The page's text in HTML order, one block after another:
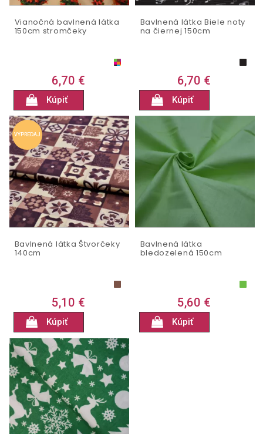
Vianočná bavlnená látka
150cm stromčeky
6,70 €
Kúpiť
Bavlnená látka Biele noty
na čiernej 150cm
6,70 €
Kúpiť
VÝPREDAJ
Bavlnená látka Štvorčeky
140cm
5,10 €
Kúpiť
Bavlnená látka
bledozelená 150cm
5,60 €
Kúpiť